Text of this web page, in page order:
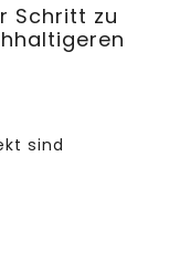
Schritt zu
sind